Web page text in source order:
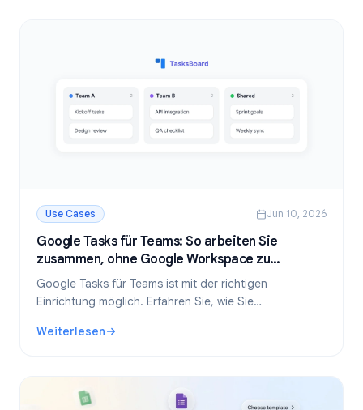
Use Cases Jun 10, 2026
Google Tasks für Teams: So arbeiten Sie
zusammen, ohne Google Workspace zu
verlassen
Google Tasks für Teams ist mit der richtigen
Einrichtung möglich. Erfahren Sie, wie Sie
Teamprojekte innerhalb von Google Workspace mit
Weiterlesen
: Google Tasks für Teams: So arbeiten Sie zusammen,